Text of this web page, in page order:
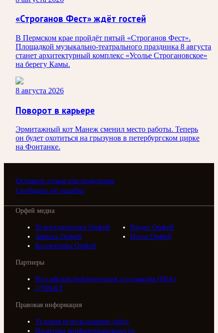
«Строганов Фест» ждёт гостей
В Пермском крае пройдёт пятый «Строганов Фест».
Площадкой музыкально-театрального праздника 8 августа
станет архитектурный комплекс «Усолье Строгановское»
на берегу Камы.
8 августа 2026
Поворот в карьере
Эрмитажный кот Манеж сменил место работы. Теперь
он будет охотиться на грызунов в петербургском цирке
на Фонтанке.
Оставить отзыв или пожелание
Сообщить об ошибке
Орфей медиа
Телерадиоцентр Орфей
Видео Орфей
Афиша Орфей
Ноты Орфей
Коллективы Орфей
Партнеры
Российская библиотечная ассоциация (РБА)
///ТРАКТ
Правовая информация
Условия использования сайта
Политика конфиденциальности